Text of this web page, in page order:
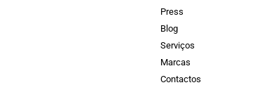
Press
Blog
Serviços
Marcas
Contactos